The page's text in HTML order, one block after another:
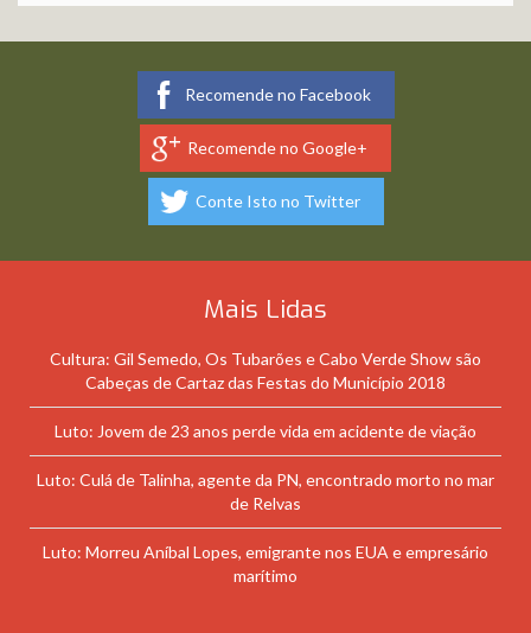
Recomende no Facebook
Recomende no Google+
Conte Isto no Twitter
Mais Lidas
Cultura: Gil Semedo, Os Tubarões e Cabo Verde Show são
Cabeças de Cartaz das Festas do Município 2018
Luto: Jovem de 23 anos perde vida em acidente de viação
Luto: Culá de Talinha, agente da PN, encontrado morto no mar
de Relvas
Luto: Morreu Aníbal Lopes, emigrante nos EUA e empresário
marítimo